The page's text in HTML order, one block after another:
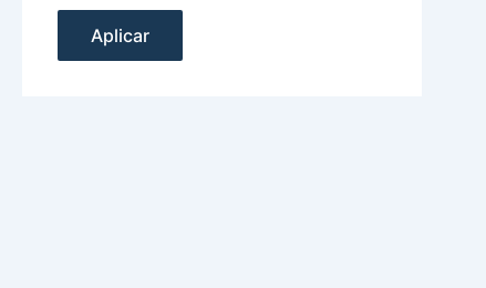
Aplicar